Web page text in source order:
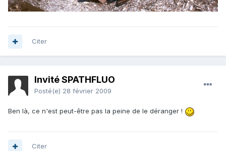
Citer
Invité SPATHFLUO
Posté(e) 28 février 2009
Ben là, ce n'est peut-être pas la peine de le déranger !
Citer